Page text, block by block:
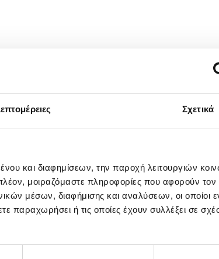
Σχετικά
και διαφημίσεων, την παροχή λειτουργιών
μοιραζόμαστε πληροφορίες που αφορούν
μέσων, διαφήμισης και αναλύσεων, οι οποίοι
παραχωρήσει ή τις οποίες έχουν συλλέξει σε